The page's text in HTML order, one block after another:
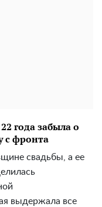
фронта
свадьбы, а ее